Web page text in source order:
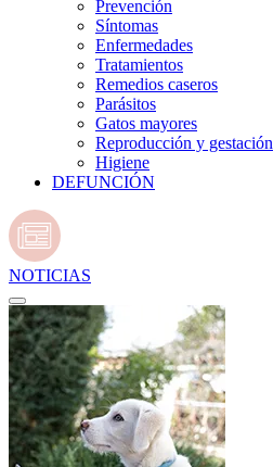
Prevención
Síntomas
Enfermedades
Tratamientos
Remedios caseros
Parásitos
Gatos mayores
Reproducción y gestación
Higiene
DEFUNCIÓN
NOTICIAS